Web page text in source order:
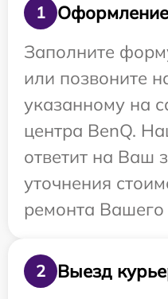
1
Заполните
или позвоните
указанному на
центра BenQ.
ответит на Ваш
уточнения
ремонта Вашего
2 Выезд